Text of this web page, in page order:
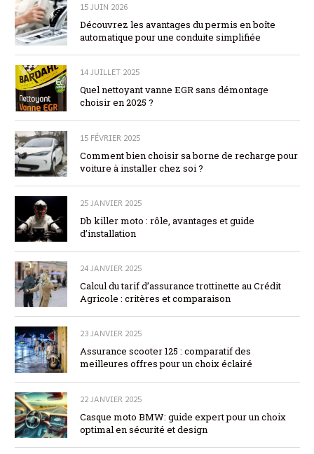
15 JUIN 2026
Découvrez les avantages du permis en boîte
automatique pour une conduite simplifiée
14 JUILLET 2025
Quel nettoyant vanne EGR sans démontage
choisir en 2025 ?
15 FÉVRIER 2025
Comment bien choisir sa borne de recharge pour
voiture à installer chez soi ?
25 JANVIER 2025
Db killer moto : rôle, avantages et guide
d’installation
24 JANVIER 2025
Calcul du tarif d’assurance trottinette au Crédit
Agricole : critères et comparaison
23 JANVIER 2025
Assurance scooter 125 : comparatif des
meilleures offres pour un choix éclairé
22 JANVIER 2025
Casque moto BMW: guide expert pour un choix
optimal en sécurité et design